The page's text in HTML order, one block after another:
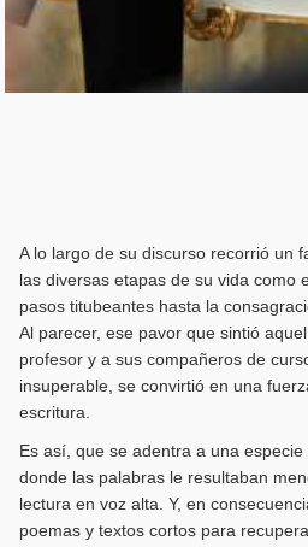
A lo largo de su discurso recorrió un
las diversas etapas de su vida como
pasos titubeantes hasta la
Al parecer, ese pavor que sintió
profesor y a sus compañeros de
insuperable, se convirtió en una
escritura.
Es así, que se adentra a una
donde las palabras le resultaban
lectura en voz alta. Y, en
poemas y textos cortos para